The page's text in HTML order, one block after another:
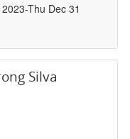
Thu Dec 31
Silva